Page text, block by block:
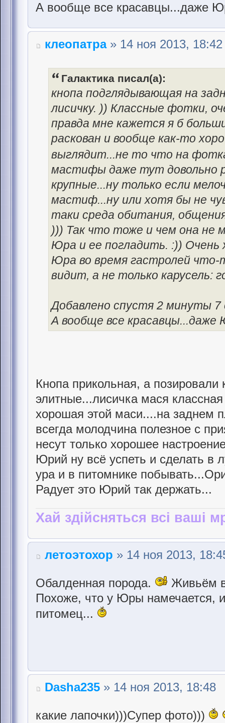
А вообще все красавцы...даже
клеопатра» 14 ноя 2013, 18:42
Галактика писал(а):
кнопа подглядывающая на
лисичку. )) Классные фотки,
правда мне кажется я б
раскован и вообще как-то
выглядит...не то что на
мастифы даже тут довольно
крупные...ну только если
мастиф...ну или хотя бы не
таки среда обитания,
))) Так что тоже и чем она не
Юра и ее погладить. :))
Юра во время гастролей что-
видит, а не только карусель:
Добавлено спустя 2 минуты 7
А вообще все красавцы...даже
Кнопа прикольная, а позировали
элитные...лисичка мася
хорошая этой маси....на заднем
всегда молодчина полезное с
несут только хорошее
Юрий ну всё успеть и сделать в
ура и в питомнике
Радует это Юрий так держать...
Хай здійсняться всі ваші
летоэтохор » 14 ноя 2013,
Обалденная порода.
Живьём
Похоже, что у Юры намечается,
питомец...
Dasha235 » 14 ноя 2013, 18:48
какие лапочки)))Супер фото)))